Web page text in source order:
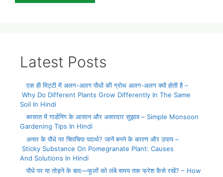
Latest Posts
एक ही मिट्टी में अलग-अलग पौधों की ग्रोथ अलग-अलग क्यों होती है –
Why Do Different Plants Grow Differently In The Same
Soil In Hindi
बरसात में गार्डनिंग के आसान और असरदार सुझाव – Simple Monsoon
Gardening Tips In Hindi
अनार के पौधे पर चिपचिपा पदार्थ? जानें बनने के कारण और उपाय –
Sticky Substance On Pomegranate Plant: Causes
And Solutions In Hindi
पौधे पर या तोड़ने के बाद—फूलों को लंबे समय तक फ्रेश कैसे रखें? – How